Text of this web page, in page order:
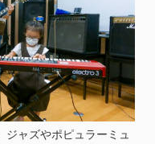
ジャズやポピュラーミュ